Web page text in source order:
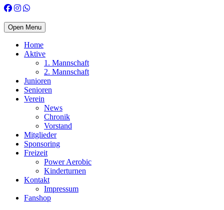
Open Menu
Home
Aktive
1. Mannschaft
2. Mannschaft
Junioren
Senioren
Verein
News
Chronik
Vorstand
Mitglieder
Sponsoring
Freizeit
Power Aerobic
Kinderturnen
Kontakt
Impressum
Fanshop